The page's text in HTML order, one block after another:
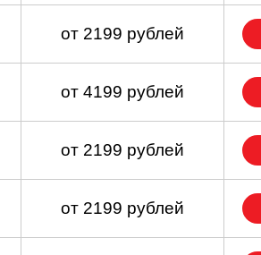
от 2199 рублей
от 4199 рублей
от 2199 рублей
от 2199 рублей